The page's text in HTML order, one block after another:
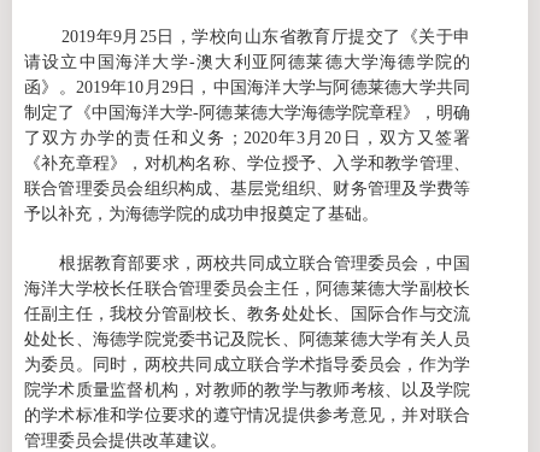
2019年9月 25日，学校向山东省教育厅提交了《关于申
请设立中国海洋大学-澳大利亚阿德莱德大学海德学院的
函》。 2019年10 月 29日，中国海洋大学与阿德莱德大学共同
制定了《中国海洋大学-阿德莱德大学海德学院章程》，明确
了双方办学的责任和义务； 2020年3月20 日，双方又签署
《补充章程》，对机构名称、学位授予、入学和教学管理、
联合管理委员会组织构成、基层党组织、财务管理及学费等
予以补充，为海德学院的成功申报奠定了基础。
根据教育部要求，两校共同成立联合管理委员会， 中国
海洋大学校长任联合管理委员会主任，阿德莱德大学副校长
任副主任，我校分管副校长、教务处处长、国际合作与交流
处处长、海德学院党委书记及院长、阿德莱德大学有关人员
为委员 。 同时， 两校共同 成立联合学术指导委员会， 作为学
院学术质量监督机构，对教师的教学与教师考核、以及学院
的学术标准和学位要求的遵守情况提供参考意见，并对联合
管理委员会提供改革建议。